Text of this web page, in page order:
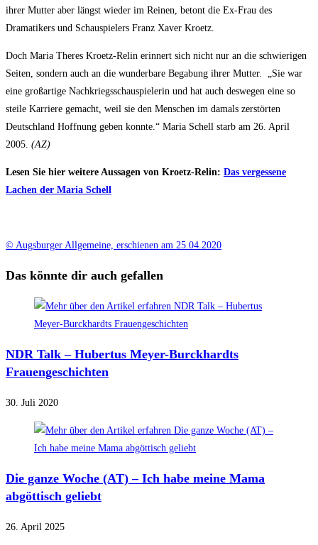
ihrer Mutter aber längst wieder im Reinen, betont die Ex-Frau des
Dramatikers und Schauspielers Franz Xaver Kroetz.
Doch Maria Theres Kroetz-Relin erinnert sich nicht nur an die schwierigen
Seiten, sondern auch an die wunderbare Begabung ihrer Mutter. „Sie war
eine großartige Nachkriegsschauspielerin und hat auch deswegen eine so
steile Karriere gemacht, weil sie den Menschen im damals zerstörten
Deutschland Hoffnung geben konnte.“ Maria Schell starb am 26. April
2005. (AZ)
Lesen Sie hier weitere Aussagen von Kroetz-Relin: Das vergessene
Lachen der Maria Schell
© Augsburger Allgemeine, erschienen am 25.04.2020
Das könnte dir auch gefallen
NDR Talk – Hubertus Meyer-Burckhardts
Frauengeschichten
30. Juli 2020
Die ganze Woche (AT) – Ich habe meine Mama
abgöttisch geliebt
26. April 2025